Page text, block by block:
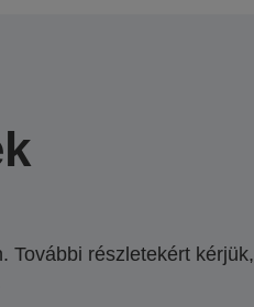
További részletekért kérjük,